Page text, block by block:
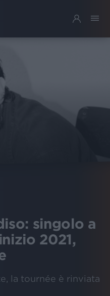
singolo a
2021,
la tournée è rinviata